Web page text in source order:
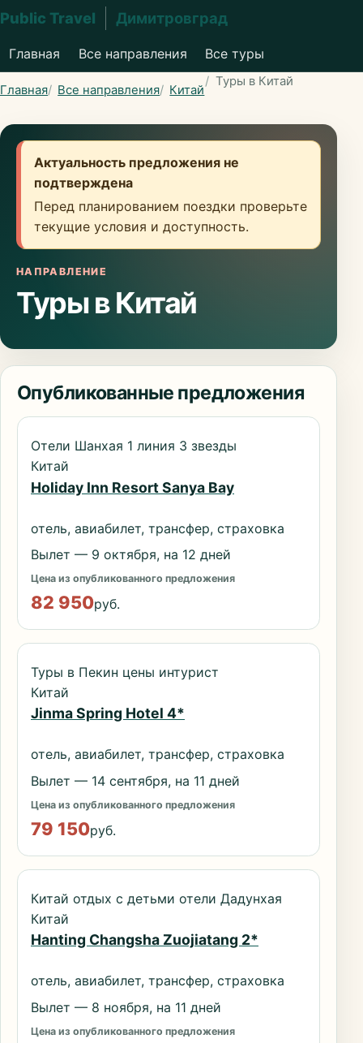
Public Travel Димитровград
Главная Все направления Все туры
Главная Все направления Китай
Туры в Китай
Актуальность предложения не
подтверждена
Перед планированием поездки проверьте
текущие условия и доступность.
НАПРАВЛЕНИЕ
Туры в Китай
Опубликованные предложения
Отели Шанхая 1 линия 3 звезды
Китай
Holiday Inn Resort Sanya Bay
отель, авиабилет, трансфер, страховка
Вылет — 9 октября, на 12 дней
Цена из опубликованного предложения
82 950руб.
Туры в Пекин цены интурист
Китай
Jinma Spring Hotel 4*
отель, авиабилет, трансфер, страховка
Вылет — 14 сентября, на 11 дней
Цена из опубликованного предложения
79 150руб.
Китай отдых с детьми отели Дадунхая
Китай
Hanting Changsha Zuojiatang 2*
отель, авиабилет, трансфер, страховка
Вылет — 8 ноября, на 11 дней
Цена из опубликованного предложения